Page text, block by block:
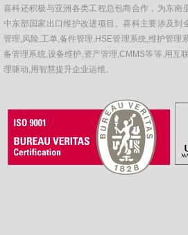
喜科还积极与亚洲各类工程总包商合作，为东南
中东部国家出口维护改进项目。喜科主要涉及到
管理,风险,工单,备件管理,HSE管理系统,维护管理
备管理系统,设备维护,资产管理,CMMS等等.用互
理驱动,用智慧提升企业运维。